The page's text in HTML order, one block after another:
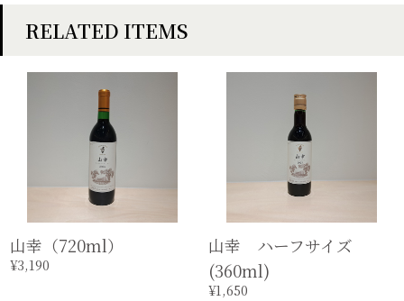
RELATED ITEMS
山幸（720ml）
¥3,190
山幸 ハーフサイズ
(360ml)
¥1,650